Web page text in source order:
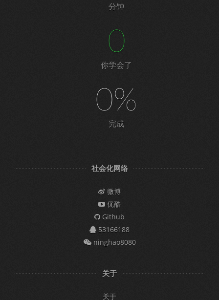
分钟
0
你学会了
0%
完成
社会化网络
微博
优酷
Github
53166188
ninghao8080
关于
关于